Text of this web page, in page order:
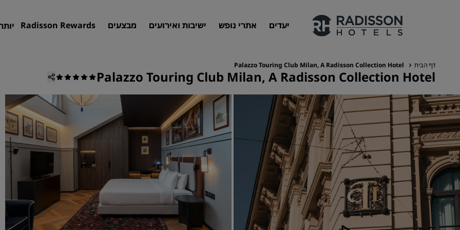
יעדים אתרי נופש ישיבות ואירועים מבצעים Radisson Rewards
המותגים שלנו
מותגים של Radisson Hotels
חיפוש מלון
יעדים
אתרי נופש
דירות שירות
מלונות בשדה תעופה
מלונות חדשים ושיתווספו בקרוב
פגישות ואירועים
גלו את Radisson Meetings
דף הבית Palazzo Touring Club Milan, A Radisson Collection Hotel
Palazzo Touring Club Milan, A Radisson Collection Hotel